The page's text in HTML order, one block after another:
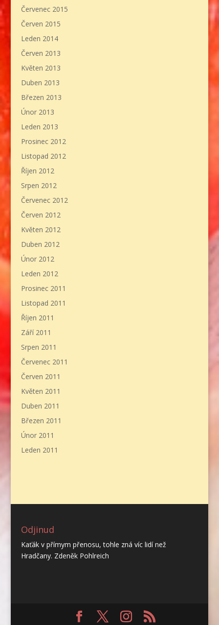
Červenec 2015
Červen 2015
Leden 2014
Červen 2013
Květen 2013
Duben 2013
Březen 2013
Únor 2013
Leden 2013
Prosinec 2012
Listopad 2012
Říjen 2012
Srpen 2012
Červenec 2012
Červen 2012
Květen 2012
Duben 2012
Únor 2012
Leden 2012
Prosinec 2011
Listopad 2011
Říjen 2011
Září 2011
Srpen 2011
Červenec 2011
Červen 2011
Květen 2011
Duben 2011
Březen 2011
Únor 2011
Leden 2011
Odjinud
Kaťák v přímym přenosu, tohle zná víc lidí než
Hradčany. Zdeněk Pohlreich